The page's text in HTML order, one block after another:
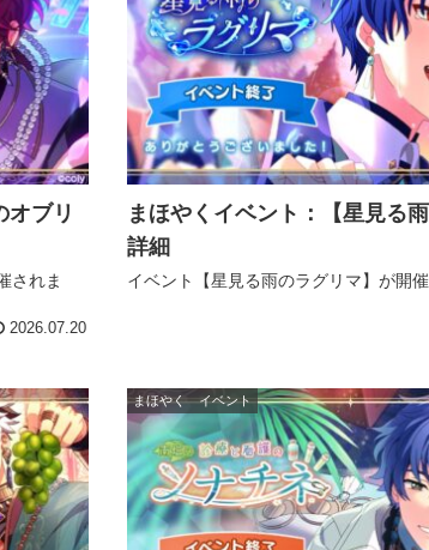
オブリ
されま
2026.07.20
まほやくイベント：【星見る雨
詳細
イベント【星見る雨のラグリマ】が開催
まほやく イベント